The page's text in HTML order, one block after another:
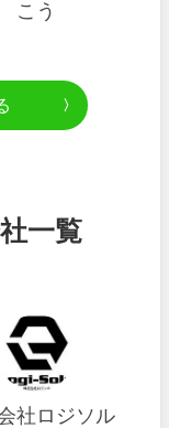
こう
一覧
社ロジソル